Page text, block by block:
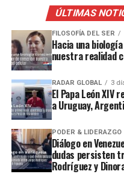
ÚLTIMAS
FILOSOFÍA DEL SER
Hacia una
nuestra realidad
RADAR GLOBAL 3
El Papa León XIV
a Uruguay,
PODER & LIDERAZGO
Diálogo en
dudas persisten
Rodríguez y